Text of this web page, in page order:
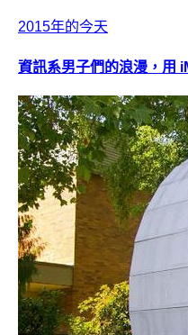
2015年的今天
資訊系男子們的浪漫，用